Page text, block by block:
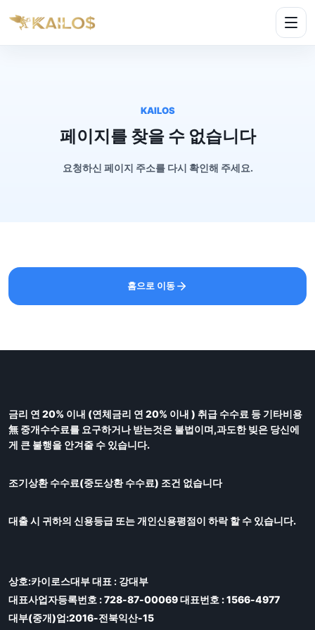
KAILOS
페이지를 찾을 수 없습니다
요청하신 페이지 주소를 다시 확인해 주세요.
홈으로 이동
금리 연 20% 이내 (연체금리 연 20% 이내 ) 취급 수수료 등 기타비용
無 중개수수료를 요구하거나 받는것은 불법이며,과도한 빚은 당신에
게 큰 불행을 안겨줄 수 있습니다.
조기상환 수수료(중도상환 수수료) 조건 없습니다
대출 시 귀하의 신용등급 또는 개인신용평점이 하락 할 수 있습니다.
상호:카이로스대부 대표 : 강대부
대표사업자등록번호 : 728-87-00069 대표번호 : 1566-4977
대부(중개)업:2016-전북익산-15